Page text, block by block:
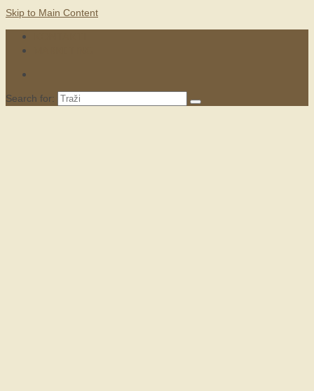
Skip to Main Content
Search for: